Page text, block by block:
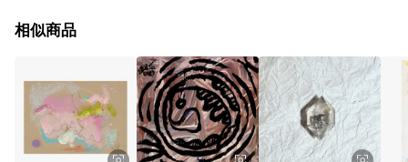
行為，不具贈點資格，部分退款不在此限。 6. APP 請更新至
貨後 45 天後發送。 8. 群眾募資商品，禮物卡，開館保證金，補
運費，攤位費等不具贈點資格。 9. LINE 購物站上之商品規格、
顏色、價位、贈品如與 Pinkoi 商品資訊頁及購物車不符，以
Pinkoi 購物商品資訊頁及購物車標示為準。 10. 點數紅包使用規
則請以點數紅包活動說明為準。 11. 若於 LINE 購物前往 Pinkoi
頁面後才首次下載 Pinkoi APP 並完成訂單，不符合導購資格；承
相似商品